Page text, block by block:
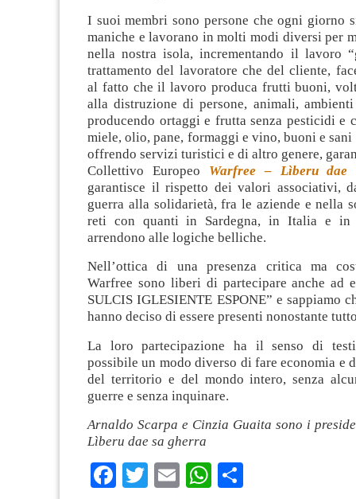
I suoi membri sono persone che ogni giorno
maniche e lavorano in molti modi diversi per
nella nostra isola, incrementando il lavoro
trattamento del lavoratore che del cliente,
al fatto che il lavoro produca frutti buoni,
alla distruzione di persone, animali,
producendo ortaggi e frutta senza pesticidi e
miele, olio, pane, formaggi e vino, buoni e sani
offrendo servizi turistici e di altro genere,
Collettivo Europeo Warfree – Lìberu dae
garantisce il rispetto dei valori associativi,
guerra alla solidarietà, fra le aziende e nella
reti con quanti in Sardegna, in Italia e in
arrendono alle logiche belliche.
Nell’ottica di una presenza critica ma
Warfree sono liberi di partecipare anche ad
SULCIS IGLESIENTE ESPONE” e sappiamo
hanno deciso di essere presenti nonostante
La loro partecipazione ha il senso di
possibile un modo diverso di fare economia e
del territorio e del mondo intero, senza
guerre e senza inquinare.
Arnaldo Scarpa e Cinzia Guaita sono i
Lìberu dae sa gherra
Facebook
TwitterEmailWhatsApp